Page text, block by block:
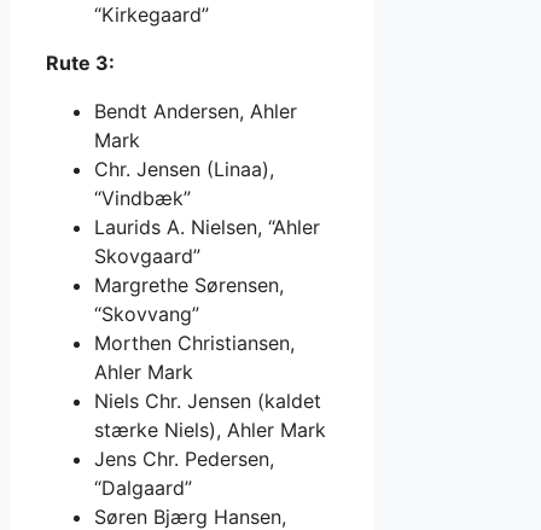
“Kirkegaard”
Rute 3:
Bendt Andersen, Ahler
Mark
Chr. Jensen (Linaa),
“Vindbæk”
Laurids A. Nielsen, “Ahler
Skovgaard”
Margrethe Sørensen,
“Skovvang”
Morthen Christiansen,
Ahler Mark
Niels Chr. Jensen (kaldet
stærke Niels), Ahler Mark
Jens Chr. Pedersen,
“Dalgaard”
Søren Bjærg Hansen,